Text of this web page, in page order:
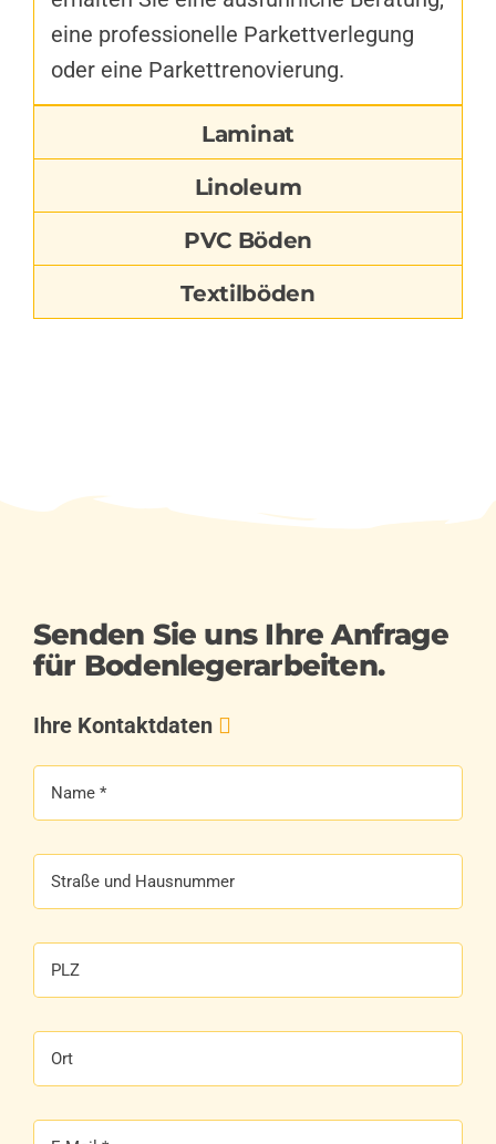
eine professionelle Parkettverlegung
oder eine Parkettrenovierung.
Laminat
Linoleum
PVC Böden
Textilböden
Senden Sie uns Ihre Anfrage
für Bodenlegerarbeiten.
Ihre Kontaktdaten